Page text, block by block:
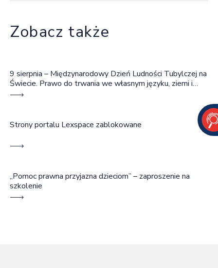
Zobacz także
9 sierpnia – Międzynarodowy Dzień Ludności Tubylczej na
Świecie. Prawo do trwania we własnym języku, ziemi i
wspólnocie
Strony portalu Lexspace zablokowane
„Pomoc prawna przyjazna dzieciom” – zaproszenie na
szkolenie